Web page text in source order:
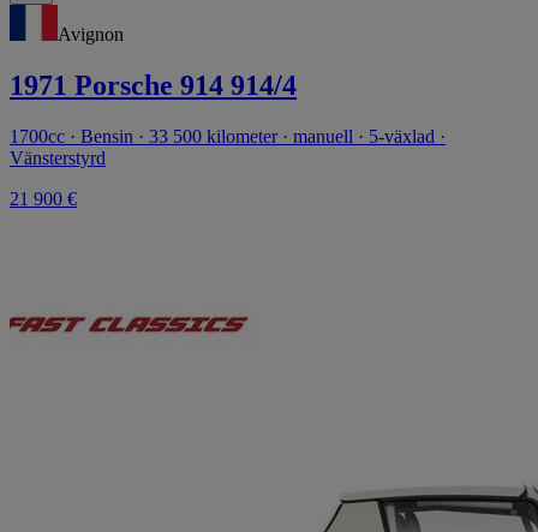
Avignon
1971 Porsche 914 914/4
1700cc · Bensin · 33 500 kilometer · manuell · 5-växlad ·
Vänsterstyrd
21 900 €